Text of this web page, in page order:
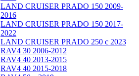
LAND CRUISER PRADO 150 2009-
2016
LAND CRUISER PRADO 150 2017-
2022
LAND CRUISER PRADO 250 с 2023
RAV4 30 2006-2012
RAV4 40 2013-2015
RAV4 40 2015-2018